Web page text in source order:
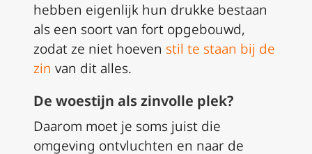
hebben eigenlijk hun drukke bestaan
als een soort van fort opgebouwd,
zodat ze niet hoeven stil te staan bij de
zin van dit alles.
De woestijn als zinvolle plek?
Daarom moet je soms juist die
omgeving ontvluchten en naar de